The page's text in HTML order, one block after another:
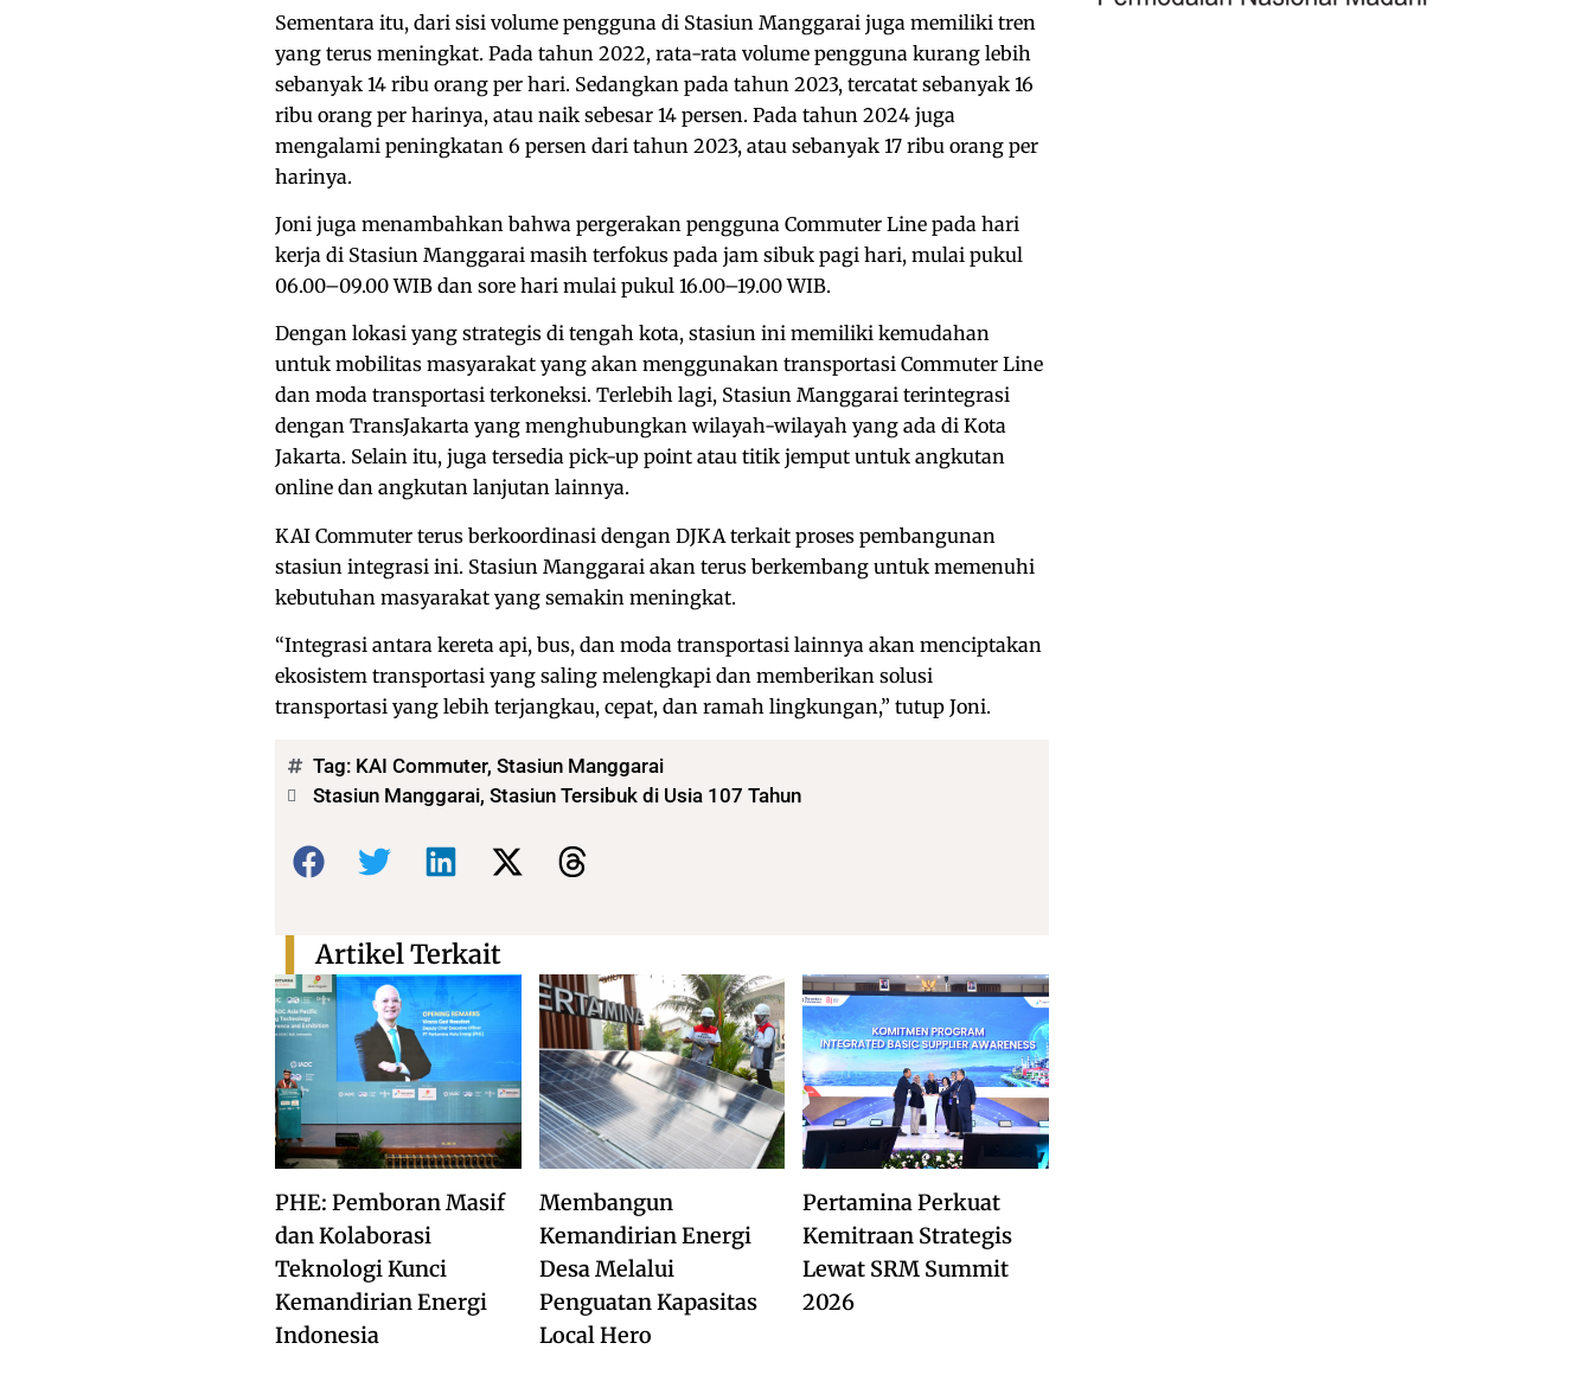
Sementara itu, dari sisi volume pengguna di Stasiun Manggarai juga memiliki tren
yang terus meningkat. Pada tahun 2022, rata-rata volume pengguna kurang lebih
sebanyak 14 ribu orang per hari. Sedangkan pada tahun 2023, tercatat sebanyak 16
ribu orang per harinya, atau naik sebesar 14 persen. Pada tahun 2024 juga
mengalami peningkatan 6 persen dari tahun 2023, atau sebanyak 17 ribu orang per
harinya.
Joni juga menambahkan bahwa pergerakan pengguna Commuter Line pada hari
kerja di Stasiun Manggarai masih terfokus pada jam sibuk pagi hari, mulai pukul
06.00–09.00 WIB dan sore hari mulai pukul 16.00–19.00 WIB.
Dengan lokasi yang strategis di tengah kota, stasiun ini memiliki kemudahan
untuk mobilitas masyarakat yang akan menggunakan transportasi Commuter Line
dan moda transportasi terkoneksi. Terlebih lagi, Stasiun Manggarai terintegrasi
dengan TransJakarta yang menghubungkan wilayah-wilayah yang ada di Kota
Jakarta. Selain itu, juga tersedia pick-up point atau titik jemput untuk angkutan
online dan angkutan lanjutan lainnya.
KAI Commuter terus berkoordinasi dengan DJKA terkait proses pembangunan
stasiun integrasi ini. Stasiun Manggarai akan terus berkembang untuk memenuhi
kebutuhan masyarakat yang semakin meningkat.
“Integrasi antara kereta api, bus, dan moda transportasi lainnya akan menciptakan
ekosistem transportasi yang saling melengkapi dan memberikan solusi
transportasi yang lebih terjangkau, cepat, dan ramah lingkungan,” tutup Joni.
Tag: KAI Commuter, Stasiun Manggarai
Stasiun Manggarai, Stasiun Tersibuk di Usia 107 Tahun
Bagikan:
PHE: Pemboran Masif
dan Kolaborasi
Teknologi Kunci
Kemandirian Energi
Indonesia
Membangun
Kemandirian Energi
Desa Melalui
Penguatan Kapasitas
Local Hero
Pertamina Perkuat
Kemitraan Strategis
Lewat SRM Summit
2026
Artikel Terkait